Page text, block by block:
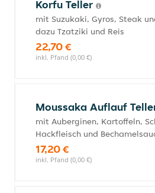
Korfu Teller
mit Suzukaki, Gyros, Steak
dazu Tzatziki und Reis
22,70 €
inkl. Pfand (0,00 €)
Moussaka Auflauf
mit Auberginen, Kartoffeln,
Hackfleisch und
17,20 €
inkl. Pfand (0,00 €)